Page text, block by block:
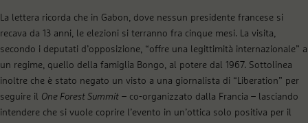
La lettera ricorda che in Gabon, dove nessun presidente francese si
recava da 13 anni, le elezioni si terranno fra cinque mesi. La visita,
secondo i deputati d’opposizione, “offre una legittimità internazionale” a
un regime, quello della famiglia Bongo, al potere dal 1967. Sottolinea
inoltre che è stato negato un visto a una giornalista di “Liberation” per
seguire il One Forest Summit – co-organizzato dalla Francia – lasciando
intendere che si vuole coprire l’evento in un’ottica solo positiva per il